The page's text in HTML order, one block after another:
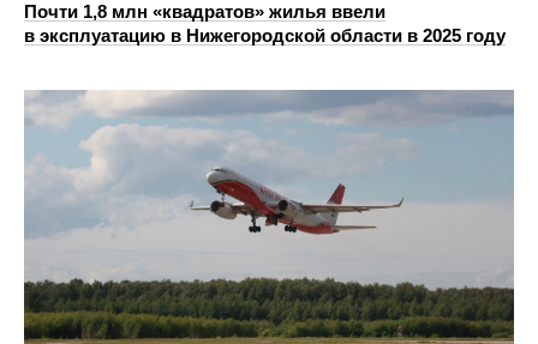
Почти 1,8 млн «квадратов» жилья ввели
в эксплуатацию в Нижегородской области в 2025 году